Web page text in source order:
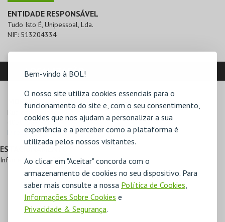
Bem-vindo à BOL!
O nosso site utiliza cookies essenciais para o
funcionamento do site e, com o seu consentimento,
cookies que nos ajudam a personalizar a sua
experiência e a perceber como a plataforma é
utilizada pelos nossos visitantes.
Ao clicar em "Aceitar" concorda com o
armazenamento de cookies no seu dispositivo. Para
saber mais consulte a nossa Política de Cookies
Informações Sobre Cookies e
Privacidade & Segurança.
ENTIDADE RESPONSÁVEL
Tudo Isto É, Unipessoal, Lda.
NIF: 513204334
LOCALIZAÇÃO
MORADA
Rua de São João 99 A
4050-553 Porto
Direcções para Fado na Baixa
ESTACIONAMENTO
Infante Parking a 200 metros